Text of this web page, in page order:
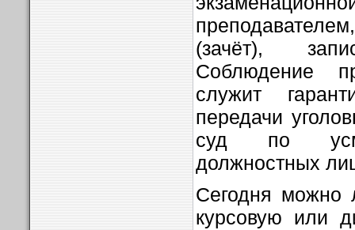
(зачёт),
Соблюдение
служит
передачи
суд по
должностных
Сегодня можно
курсовую или